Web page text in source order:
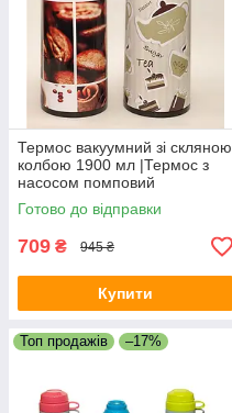
Термос вакуумний зі скляною
колбою 1900 мл |Термос з
насосом помповий
Готово до відправки
709 ₴ 945 ₴
Купити
Топ продажів –17%